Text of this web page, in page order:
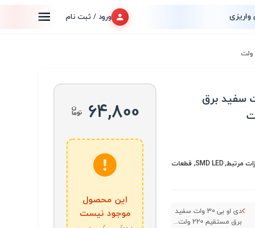
ورود / ثبت نام
30 وات سفید برق
LED و تجهیزات مرتبط, SMD LED, قطعات
دی او بی 30 وات سفید
برق مستقیم 220 ولت...
64,800
این محصول
موجود نیست